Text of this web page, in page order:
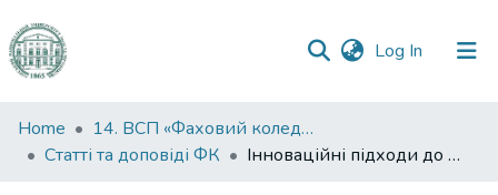
Log In (current)
Communities
&
Home
14. ВСП «Фаховий коледж ОНУ імені І. І. Мечникова»
Статті та доповіді ФК
Інноваційні підходи до освіти здобувачів економічних спеціальностей коледжу